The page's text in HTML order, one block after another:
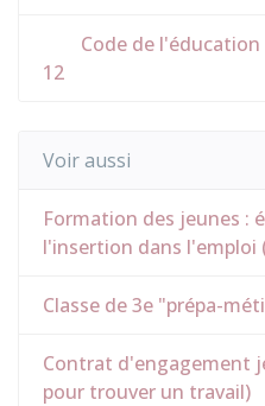
Code de l'éducation
12
Voir aussi
Formation des jeunes :
l'insertion dans l'emploi
Classe de 3e "prépa-
Contrat d'engagement
pour trouver un travail)